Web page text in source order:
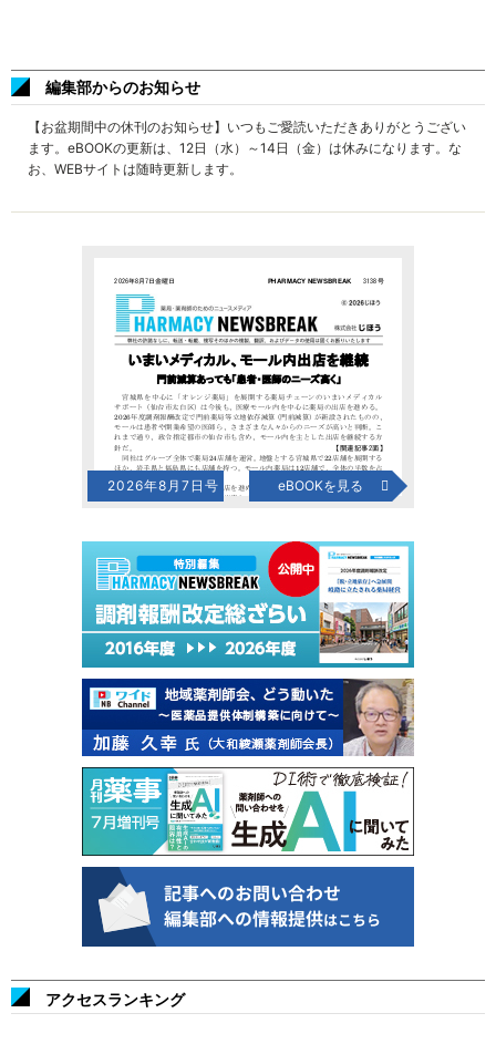
編集部からのお知らせ
【お盆期間中の休刊のお知らせ】いつもご愛読いただきありがとうござい
ます。eBOOKの更新は、12日（水）～14日（金）は休みになります。な
お、WEBサイトは随時更新します。
2026年8月7日号 eBOOKを見る
アクセスランキング